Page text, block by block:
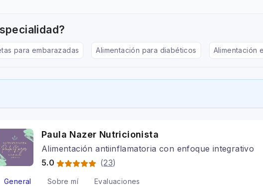
para embarazadas Alimentación para diabéticos Alimentación
Paula Nazer Nutricionista
Alimentación antiinflamatoria con enfoque integrativo
5.0
(23)
General Sobre mí Evaluaciones